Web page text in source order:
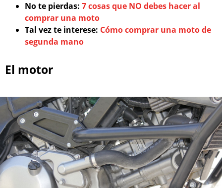
No te pierdas: 7 cosas que NO debes hacer al
comprar una moto
Tal vez te interese: Cómo comprar una moto de
segunda mano
El motor